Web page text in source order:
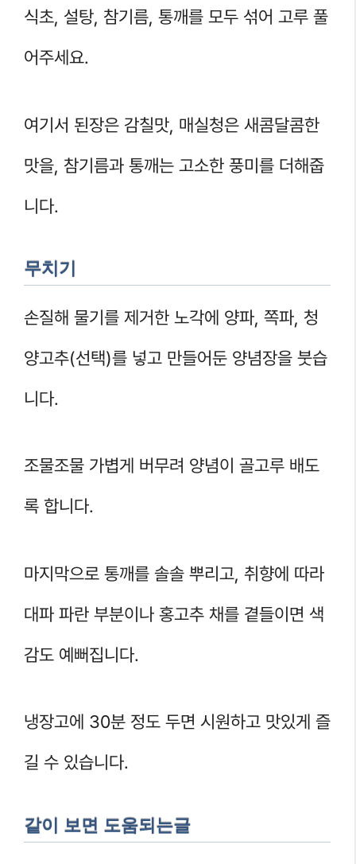
식초, 설탕, 참기름, 통깨를 모두 섞어 고루 풀
어주세요.
여기서 된장은 감칠맛, 매실청은 새콤달콤한
맛을, 참기름과 통깨는 고소한 풍미를 더해줍
니다.
무치기
손질해 물기를 제거한 노각에 양파, 쪽파, 청
양고추(선택)를 넣고 만들어둔 양념장을 붓습
니다.
조물조물 가볍게 버무려 양념이 골고루 배도
록 합니다.
마지막으로 통깨를 솔솔 뿌리고, 취향에 따라
대파 파란 부분이나 홍고추 채를 곁들이면 색
감도 예뻐집니다.
냉장고에 30분 정도 두면 시원하고 맛있게 즐
길 수 있습니다.
같이 보면 도움되는글